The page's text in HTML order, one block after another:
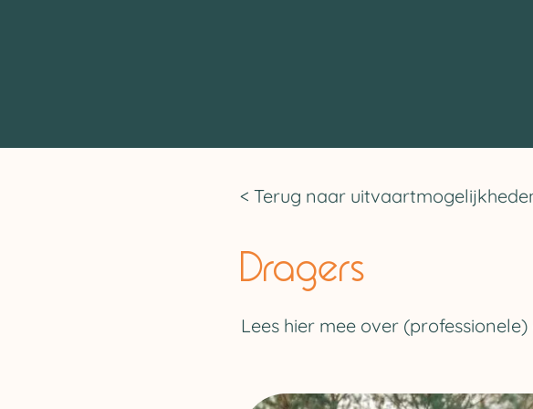
< Terug naar
Dragers
Lees hier mee over